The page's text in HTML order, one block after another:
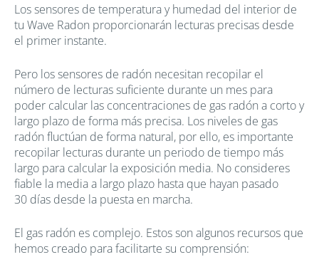
Los sensores de temperatura y humedad del interior de
tu Wave Radon proporcionarán lecturas precisas desde
el primer instante.
Pero los sensores de radón necesitan recopilar el
número de lecturas suficiente durante un mes para
poder calcular las concentraciones de gas radón a corto y
largo plazo de forma más precisa. Los niveles de gas
radón fluctúan de forma natural, por ello, es importante
recopilar lecturas durante un periodo de tiempo más
largo para calcular la exposición media. No consideres
fiable la media a largo plazo hasta que hayan pasado
30 días desde la puesta en marcha.
El gas radón es complejo. Estos son algunos recursos que
hemos creado para facilitarte su comprensión: